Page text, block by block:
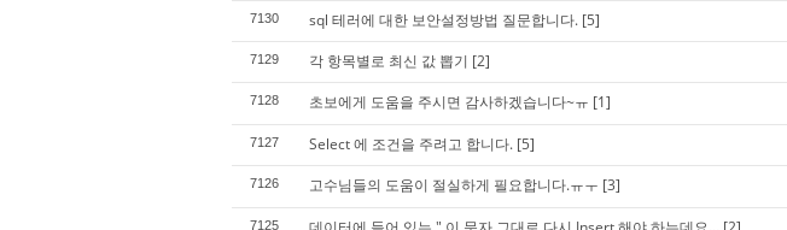
7130 sql 테러에 대한 보안설정방법 질문합니다. [5]
7129 각 항목별로 최신 값 뽑기 [2]
7128 초보에게 도움을 주시면 감사하겠습니다~ㅠ [1]
7127 Select 에 조건을 주려고 합니다. [5]
7126 고수님들의 도움이 절실하게 필요합니다.ㅠㅜ [3]
7125